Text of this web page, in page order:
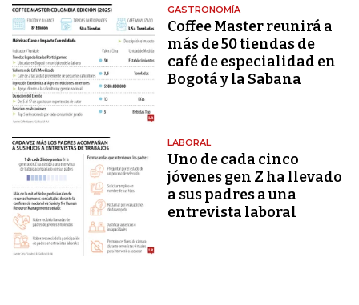
GASTRONOMÍA
Coffee Master reunirá a
más de 50 tiendas de
café de especialidad en
Bogotá y la Sabana
LABORAL
Uno de cada cinco
jóvenes gen Z ha llevado
a sus padres a una
entrevista laboral